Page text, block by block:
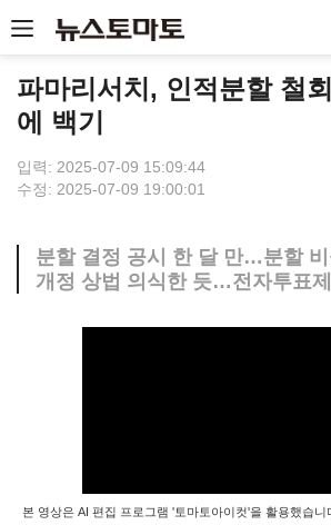
파마리서치, 인적분할 철
에 백기
입력: 2025-07-09 15:09:44
수정: 2025-07-09 19:00:01
분할 결정 공시 한 달 만…분할 비
개정 상법 의식한 듯…전자투표
본 영상은 AI 편집 프로그램 '토마토아이컷'을 활용했습니